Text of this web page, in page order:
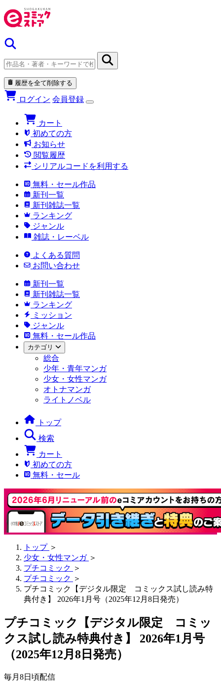
履歴を全て削除する
ログイン 会員登録
カート
初めての方
お知らせ
閲覧履歴
シリアルコードを利用する
無料・セール作品
新刊一覧
新刊雑誌一覧
ランキング
ジャンル
雑誌・レーベル
よくある質問
お問い合わせ
新刊一覧
新刊雑誌一覧
ランキング
ミッション
ジャンル
無料・セール作品
カテゴリ
総合
少年・青年マンガ
少女・女性マンガ
オトナマンガ
ライトノベル
トップ
検索
カート
初めての方
無料・セール
トップ ＞
少女・女性マンガ ＞
プチコミック ＞
プチコミック ＞
プチコミック【デジタル限定 コミックス試し読み特
典付き】 2026年1月号（2025年12月8日発売）
プチコミック【デジタル限定 コミッ
クス試し読み特典付き】 2026年1月号
（2025年12月8日発売）
毎月8日頃配信